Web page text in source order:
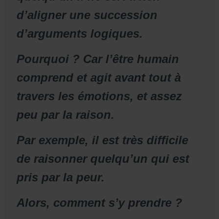
d’aligner une succession
d’arguments logiques.
Pourquoi ? Car l’être humain
comprend et agit avant tout à
travers les émotions, et assez
peu par la raison.
Par exemple, il est très difficile
de raisonner quelqu’un qui est
pris par la peur.
Alors, comment s’y prendre ?